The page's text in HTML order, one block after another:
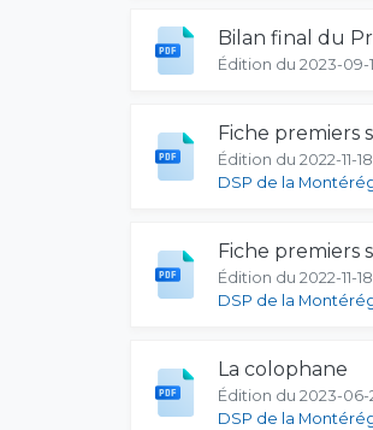
Bilan final du
Édition du 2023-09-
Fiche premiers
Édition du 2022-11-
DSP de la
Fiche premiers
Édition du 2022-11-
DSP de la
La colophane
Édition du 2023-
DSP de la